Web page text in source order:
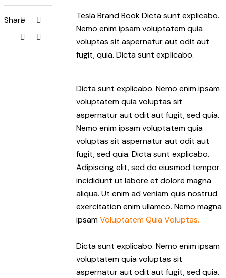
Share
Tesla Brand Book Dicta sunt explicabo.
Nemo enim ipsam voluptatem quia
voluptas sit aspernatur aut odit aut
fugit, quia. Dicta sunt explicabo.
Dicta sunt explicabo. Nemo enim ipsam
voluptatem quia voluptas sit
aspernatur aut odit aut fugit, sed quia.
Nemo enim ipsam voluptatem quia
voluptas sit aspernatur aut odit aut
fugit, sed quia. Dicta sunt explicabo.
Adipiscing elit, sed do eiusmod tempor
incididunt ut labore et dolore magna
aliqua. Ut enim ad veniam quis nostrud
exercitation enim ullamco. Nemo magna
ipsamVoluptatem Quia Voluptas.
Dicta sunt explicabo. Nemo enim ipsam
voluptatem quia voluptas sit
aspernatur aut odit aut fugit, sed quia.